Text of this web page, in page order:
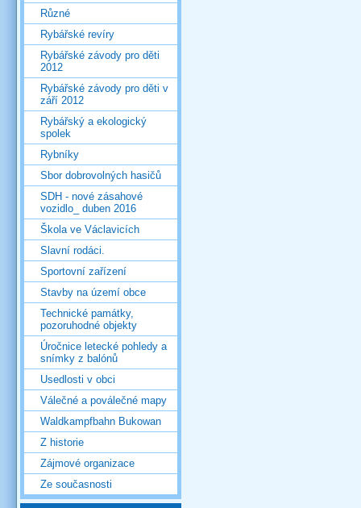
Různé
Rybářské revíry
Rybářské závody pro děti
2012
Rybářské závody pro děti v
září 2012
Rybářský a ekologický
spolek
Rybníky
Sbor dobrovolných hasičů
SDH - nové zásahové
vozidlo_ duben 2016
Škola ve Václavicích
Slavní rodáci.
Sportovní zařízení
Stavby na území obce
Technické památky,
pozoruhodné objekty
Úročnice letecké pohledy a
snímky z balónů
Usedlosti v obci
Válečné a poválečné mapy
Waldkampfbahn Bukowan
Z historie
Zájmové organizace
Ze současnosti